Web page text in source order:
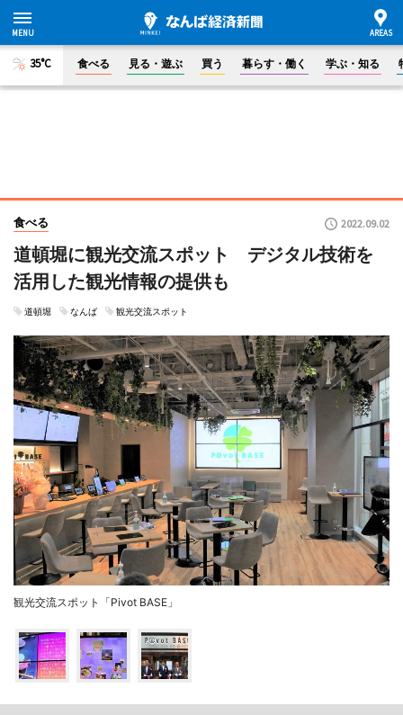
35°C 食べる 見る・遊ぶ 買う 暮らす・働く 学ぶ・知る
食べる 2022.09.02
道頓堀に観光交流スポット デジタル技術を
活用した観光情報の提供も
道頓堀 なんば 観光交流スポット
観光交流スポット「Pivot BASE」